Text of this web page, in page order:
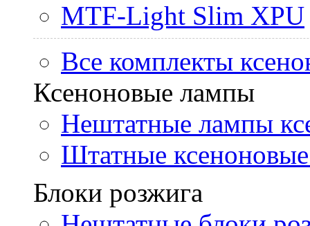
MTF-Light Slim XPU
Все комплекты
Ксеноновые лампы
Нештатные лампы
Штатные
Блоки розжига